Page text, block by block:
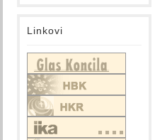
Linkovi